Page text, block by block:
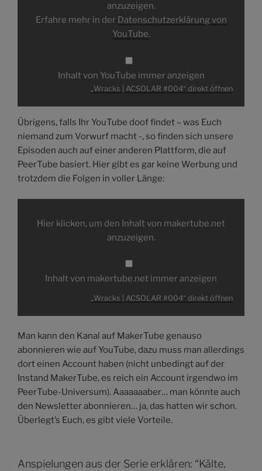
anzuzeigen.
Erfahre mehr in der Datenschutzerklärung von
YouTube.
Inhalt von YouTube immer anzeigen
„Wracks | ACSOLAR #004“ direkt öffnen
Übrigens, falls Ihr YouTube doof findet – was Euch
niemand zum Vorwurf macht -, so finden sich unsere
Episoden auch auf einer anderen Plattform, die auf
PeerTube basiert. Hier gibt es gar keine Werbung und
trotzdem die Folgen in voller Länge:
„Wracks
ACSOLAR
#004“Hier klicken, um den Inhalt von makertube.net
anzuzeigen.
Inhalt von makertube.net immer anzeigen
„Wracks | ACSOLAR #004“ direkt öffnen
Man kann den Kanal auf MakerTube genauso
abonnieren wie auf YouTube, dazu muss man allerdings
dort einen Account haben (nicht unbedingt auf der
Instand MakerTube, es reich ein Account irgendwo im
PeerTube-Universum). Aaaaaaaber… man könnte auch
den Newsletter abonnieren… ja, das hatten wir schon.
Überlegt’s Euch, es gibt viele Vorteile.
Anspielungen aus der Serie erklären: “Kälte,